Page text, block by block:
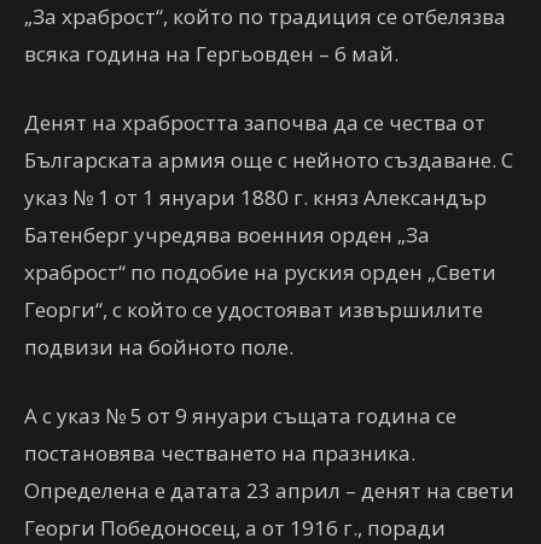
„За храброст“, който по традиция се отбелязва
всяка година на Гергьовден – 6 май.
Денят на храбростта започва да се чества от
Българската армия още с нейното създаване. С
указ № 1 от 1 януари 1880 г. княз Александър
Батенберг учредява военния орден „За
храброст“ по подобие на руския орден „Свети
Георги“, с който се удостояват извършилите
подвизи на бойното поле.
А с указ № 5 от 9 януари същата година се
постановява честването на празника.
Определена е датата 23 април – денят на свети
Георги Победоносец, а от 1916 г., поради